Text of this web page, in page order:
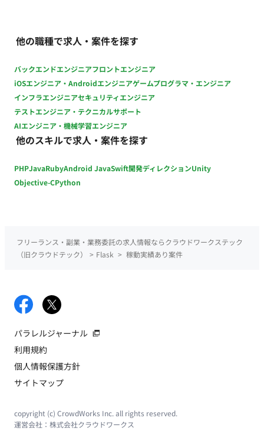
他の職種で求人・案件を探す
バックエンドエンジニアフロントエンジニア
iOSエンジニア・Androidエンジニアゲームプログラマ・エンジニア
インフラエンジニアセキュリティエンジニア
テストエンジニア・テクニカルサポート
AIエンジニア・機械学習エンジニア
他のスキルで求人・案件を探す
PHPJavaRubyAndroid JavaSwift開発ディレクションUnity
Objective-CPython
フリーランス・副業・業務委託の求人情報ならクラウドワークステック
（旧クラウドテック）
> Flask > 稼動実績あり案件
パラレルジャーナル
利用規約
個人情報保護方針
サイトマップ
copyright (c) CrowdWorks Inc. all rights reserved.
運営会社： 株式会社クラウドワークス